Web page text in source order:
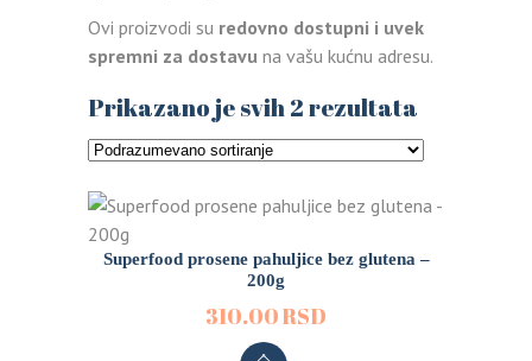
Ovi proizvodi su redovno dostupni i uvek
spremni za dostavu na vašu kućnu adresu.
Prikazano je svih 2 rezultata
Superfood prosene pahuljice bez glutena –
200g
310.00RSD